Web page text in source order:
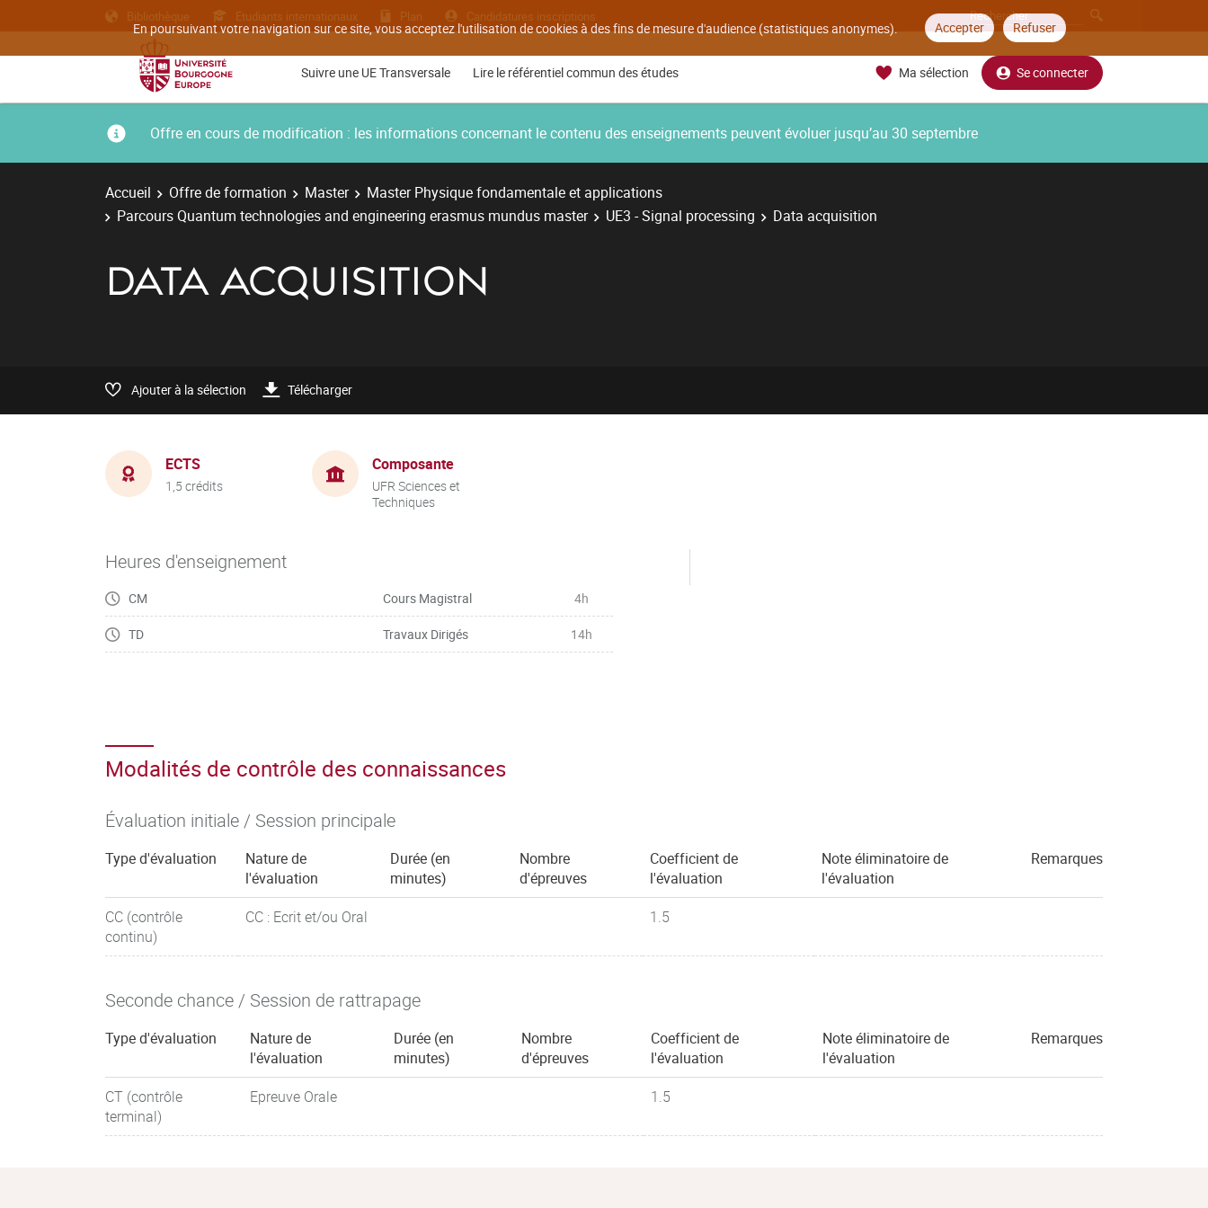
En poursuivant votre navigation sur ce site, vous acceptez l'utilisation de cookies à des fins de mesure d'audience (statistiques anonymes). Accepter Refuser
Bibliothèque Etudiants internationaux Plan Candidatures inscriptions
Suivre une UE Transversale Lire le référentiel commun des études Ma sélection Se connecter
Offre en cours de modification : les informations concernant le contenu des enseignements peuvent évoluer jusqu’au 30 septembre
Accueil Offre de formation Master
Master Physique fondamentale et applications
Parcours Quantum technologies and engineering erasmus mundus master
UE3 - Signal processing Data acquisition
DATA ACQUISITION
Ajouter à la sélection Télécharger
ECTS
1,5 crédits
Composante
UFR Sciences et
Techniques
Heures d'enseignement
CM Cours Magistral 4h
TD Travaux Dirigés 14h
Modalités de contrôle des connaissances
Évaluation initiale / Session principale
Type d'évaluation
Nature de
l'évaluation
Durée (en
minutes)
Nombre
d'épreuves
Coefficient de
l'évaluation
Note éliminatoire de
l'évaluation
Remarques
CC (contrôle
continu)
CC : Ecrit et/ou Oral 1.5
Seconde chance / Session de rattrapage
Type d'évaluation
Nature de
l'évaluation
Durée (en
minutes)
Nombre
d'épreuves
Coefficient de
l'évaluation
Note éliminatoire de
l'évaluation
Remarques
CT (contrôle
terminal)
Epreuve Orale 1.5